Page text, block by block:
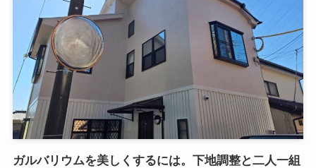
ガルバリウムを美しくするには。下地調整と二人一組